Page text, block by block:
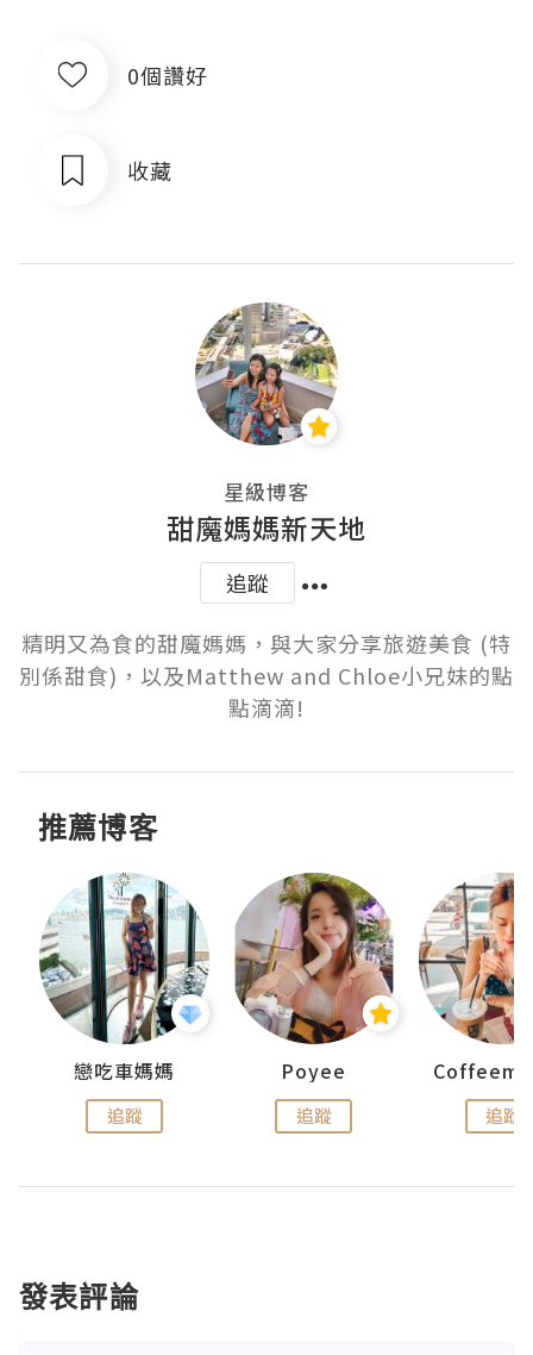
0個讚好
收藏
星級博客
甜魔媽媽新天地
追蹤
精明又為食的甜魔媽媽，與大家分享旅遊美食 (特
別係甜食)，以及Matthew and Chloe小兄妹的點
點滴滴!
推薦博客
戀吃車媽媽
追蹤
Poyee
追蹤 追蹤
發表評論